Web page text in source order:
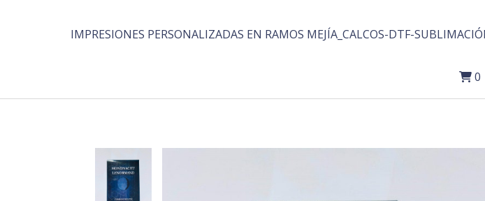
IMPRESIONES PERSONALIZADAS EN RAMOS MEJÍA_CALCOS-DTF-
0